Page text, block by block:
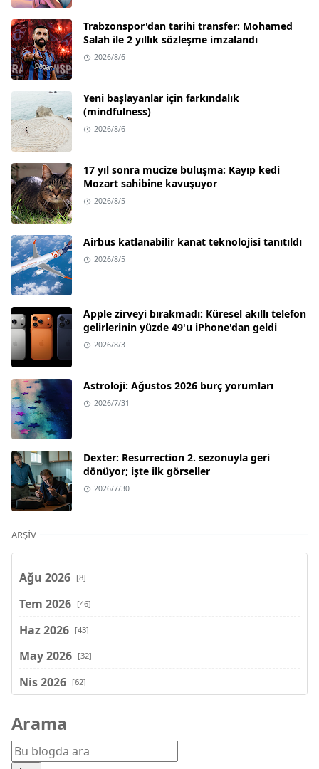
Trabzonspor'dan tarihi transfer: Mohamed
Salah ile 2 yıllık sözleşme imzalandı
2026/8/6
Yeni başlayanlar için farkındalık
(mindfulness)
2026/8/6
17 yıl sonra mucize buluşma: Kayıp kedi
Mozart sahibine kavuşuyor
2026/8/5
Airbus katlanabilir kanat teknolojisi tanıtıldı
2026/8/5
Apple zirveyi bırakmadı: Küresel akıllı telefon
gelirlerinin yüzde 49'u iPhone'dan geldi
2026/8/3
Astroloji: Ağustos 2026 burç yorumları
2026/7/31
Dexter: Resurrection 2. sezonuyla geri
dönüyor; işte ilk görseller
2026/7/30
ARŞIV
Ağu 2026 [8]
Tem 2026 [46]
Haz 2026 [43]
May 2026 [32]
Nis 2026 [62]
Şub 2026
Oca 2026 [72]
Arama